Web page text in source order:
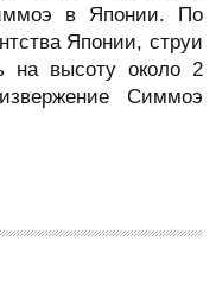
в Японии. По
Японии, струи
на высоту около 2
Симмоэ